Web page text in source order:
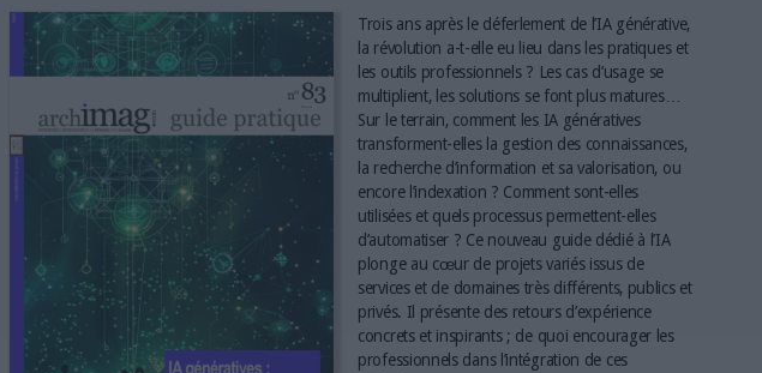
Trois ans après le déferlement de l’IA générative,
la révolution a-t-elle eu lieu dans les pratiques et
les outils professionnels ? Les cas d’usage se
multiplient, les solutions se font plus matures…
Sur le terrain, comment les IA génératives
transforment-elles la gestion des connaissances,
la recherche d’information et sa valorisation, ou
encore l’indexation ? Comment sont-elles
utilisées et quels processus permettent-elles
d’automatiser ? Ce nouveau guide dédié à l’IA
plonge au cœur de projets variés issus de
services et de domaines très différents, publics et
privés. Il présente des retours d’expérience
concrets et inspirants ; de quoi encourager les
professionnels dans l’intégration de ces